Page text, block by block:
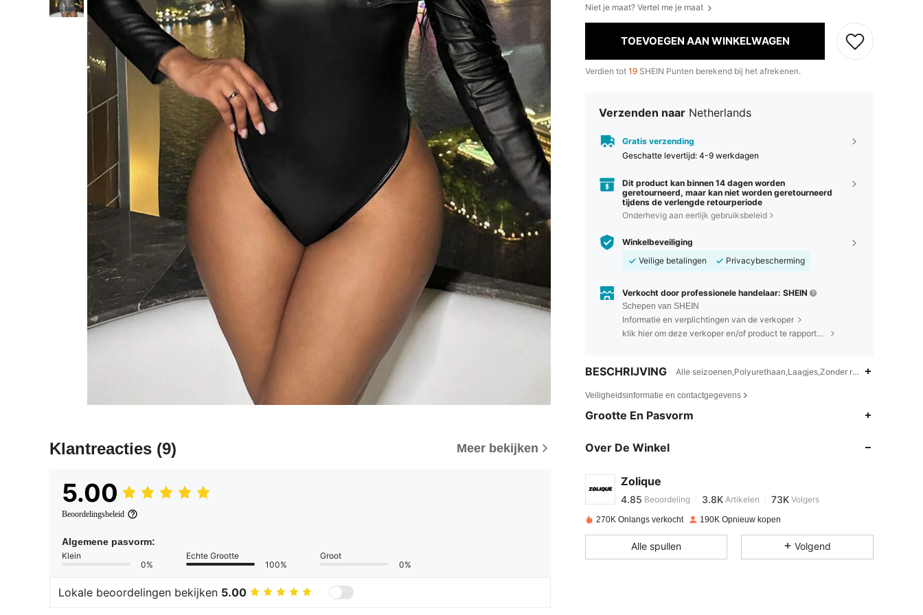
Klantreacties (9) Meer bekijken
5.00
Beoordelingsbeleid
Algemene pasvorm:
Klein
0%
Echte Grootte
100%
Groot
0%
Lokale beoordelingen bekijken 5.00
Niet je maat? Vertel me je maat
TOEVOEGEN AAN WINKELWAGEN
Verdien tot 19 SHEIN Punten berekend bij het afrekenen.
Verzenden naar Netherlands
Gratis verzending
Geschatte levertijd: 4-9 werkdagen
Dit product kan binnen 14 dagen worden
geretourneerd, maar kan niet worden geretourneerd
tijdens de verlengde retourperiode
Onderhevig aan eerlijk gebruiksbeleid
Winkelbeveiliging
Veilige betalingen
Privacybescherming
Verkocht door professionele handelaar: SHEIN
Schepen van SHEIN
Informatie en verplichtingen van de verkoper
klik hier om deze verkoper en/of product te rapporteren.
BESCHRIJVING Alle seizoenen,Polyurethaan,Laagjes,Zonder rug
Veiligheidsinformatie en contactgegevens
Grootte En Pasvorm
Over De Winkel
Zolique
4.85
4.85
s***abetaalde1 dag geleden
4.85 3.8K 73K
270K Onlangs verkocht 190K Opnieuw kopen
Alle spullen Volgend